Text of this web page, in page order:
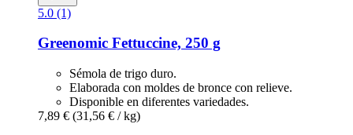
5.0 (1)
Greenomic Fettuccine, 250 g
Sémola de trigo duro.
Elaborada con moldes de bronce con relieve.
Disponible en diferentes variedades.
7,89 € (31,56 € / kg)